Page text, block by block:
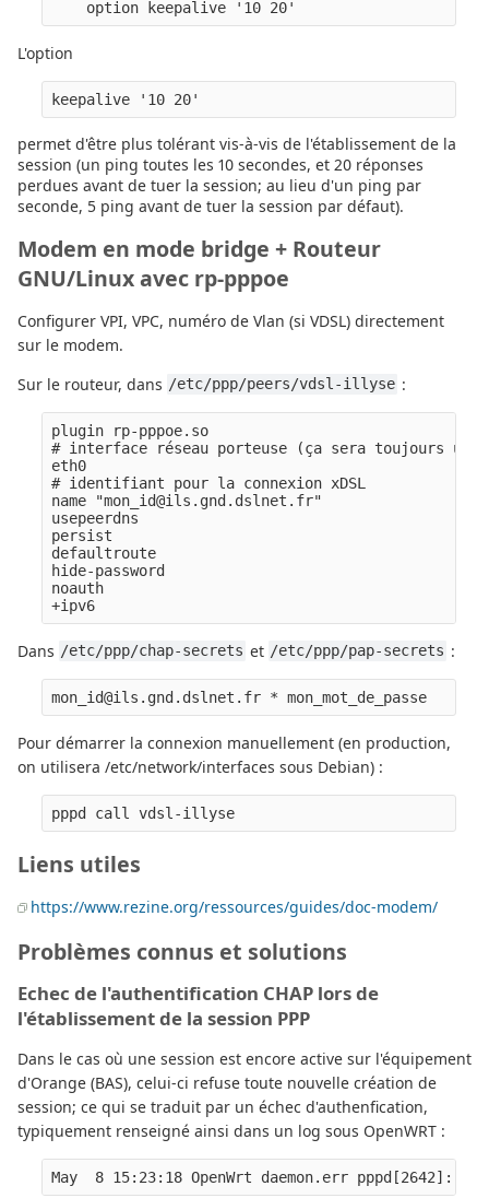
L'option
keepalive '10 20'
permet d'être plus tolérant vis-à-vis de l'établissement de la
session (un ping toutes les 10 secondes, et 20 réponses
perdues avant de tuer la session; au lieu d'un ping par
seconde, 5 ping avant de tuer la session par défaut).
Modem en mode bridge + Routeur
GNU/Linux avec rp-pppoe
Configurer VPI, VPC, numéro de Vlan (si VDSL) directement
sur le modem.
Sur le routeur, dans /etc/ppp/peers/vdsl-illyse :
plugin rp-pppoe.so
# interface réseau porteuse (ça sera toujours
eth0
# identifiant pour la connexion xDSL
name "mon_id@ils.gnd.dslnet.fr"
usepeerdns
persist
defaultroute
hide-password
noauth
Dans /etc/ppp/chap-secrets et /etc/ppp/pap-secrets :
Pour démarrer la connexion manuellement (en production,
on utilisera /etc/network/interfaces sous Debian) :
Liens utiles
https://www.rezine.org/ressources/guides/doc-modem/
Problèmes connus et solutions
Echec de l'authentification CHAP lors de
l'établissement de la session PPP
Dans le cas où une session est encore active sur l'équipement
d'Orange (BAS), celui-ci refuse toute nouvelle création de
session; ce qui se traduit par un échec d'authenfication,
typiquement renseigné ainsi dans un log sous OpenWRT :
May  8 15:23:18 OpenWrt daemon.err pppd[2642]: